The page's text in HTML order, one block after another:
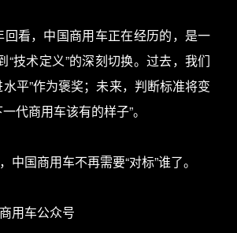
，中国商用车正在经历的，是一
“技术定义”的深刻切换。过去，我们
平”作为褒奖；未来，判断标准将变
代商用车该有的样子”。
国商用车不再需要“对标”谁了。
用车公众号